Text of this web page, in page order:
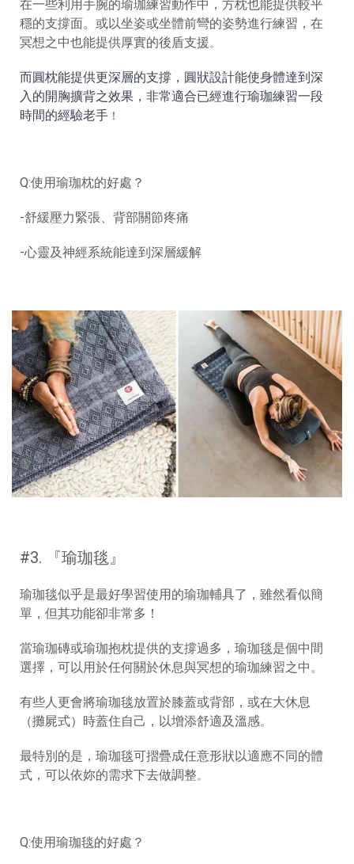
在一些利用手腕的瑜珈練習動作中，方枕也能提供較平
穩的支撐面。或以坐姿或坐體前彎的姿勢進行練習，在
冥想之中也能提供厚實的後盾支援。
而圓枕能提供更深層的支撐，圓狀設計能使身體達到深
入的開胸擴背之效果，非常適合已經進行瑜珈練習一段
時間的經驗老手 ！
Q:使用瑜珈枕的好處？
-舒緩壓力緊張、背部關節疼痛
-心靈及神經系統能達到深層緩解
#3. 『瑜珈毯 』
瑜珈毯似乎是最好學習使用的瑜珈輔具了，雖然看似簡
單，但其功能卻非常多！
當瑜珈磚或瑜珈抱枕提供的支撐過多，瑜珈毯是個中間
選擇，可以用於任何關於休息與冥想的瑜珈練習之中。
有些人更會將瑜珈毯放置於膝蓋或背部，或在大休息
（攤屍式）時蓋住自己，以增添舒適及溫感。
最特別的是，瑜珈毯可摺疊成任意形狀以適應不同的體
式，可以依妳的需求下去做調整。
Q:使用瑜珈毯的好處？